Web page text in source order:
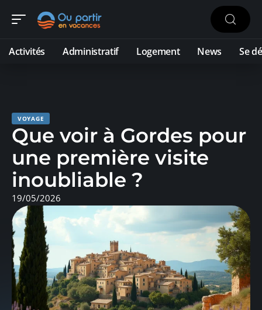
Activités Administratif Logement News Se
VOYAGE
Que voir à Gordes pour
une première visite
inoubliable ?
19/05/2026